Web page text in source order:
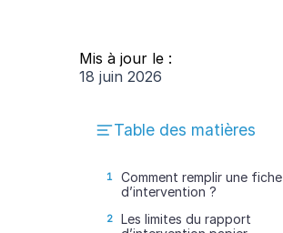
Mis à jour le :
18 juin 2026
Table des matières
Comment remplir une fiche
d’intervention ?
Les limites du rapport